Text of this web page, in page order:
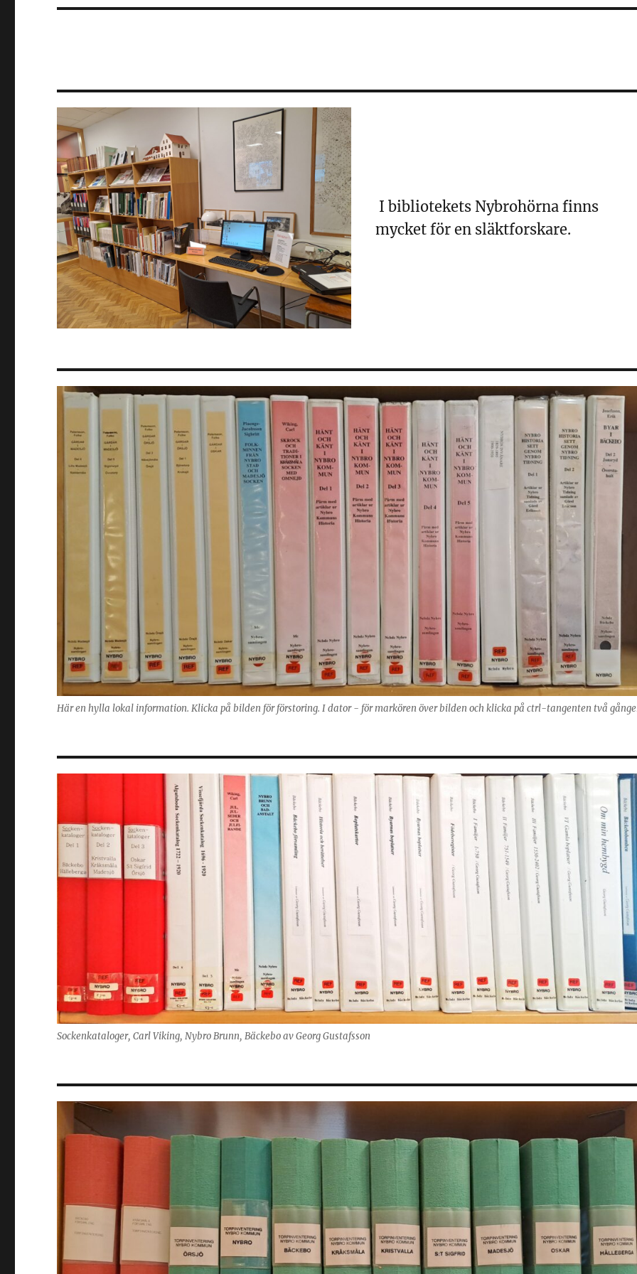
I bibliotekets Nybrohörna finns
mycket för en släktforskare.
Här en hylla lokal information. Klicka på bilden för förstoring. I dator - för markören över bilden och klicka på ctrl-tangenten två
Sockenkataloger, Carl Viking, Nybro Brunn, Bäckebo av Georg Gustafsson